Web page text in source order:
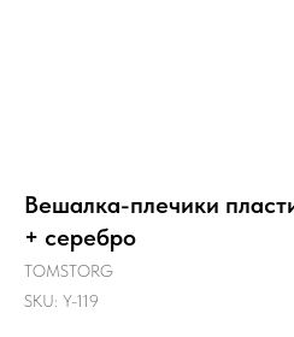
Вешалка-плечики
+ серебро
TOMSTORG
SKU: Y-119